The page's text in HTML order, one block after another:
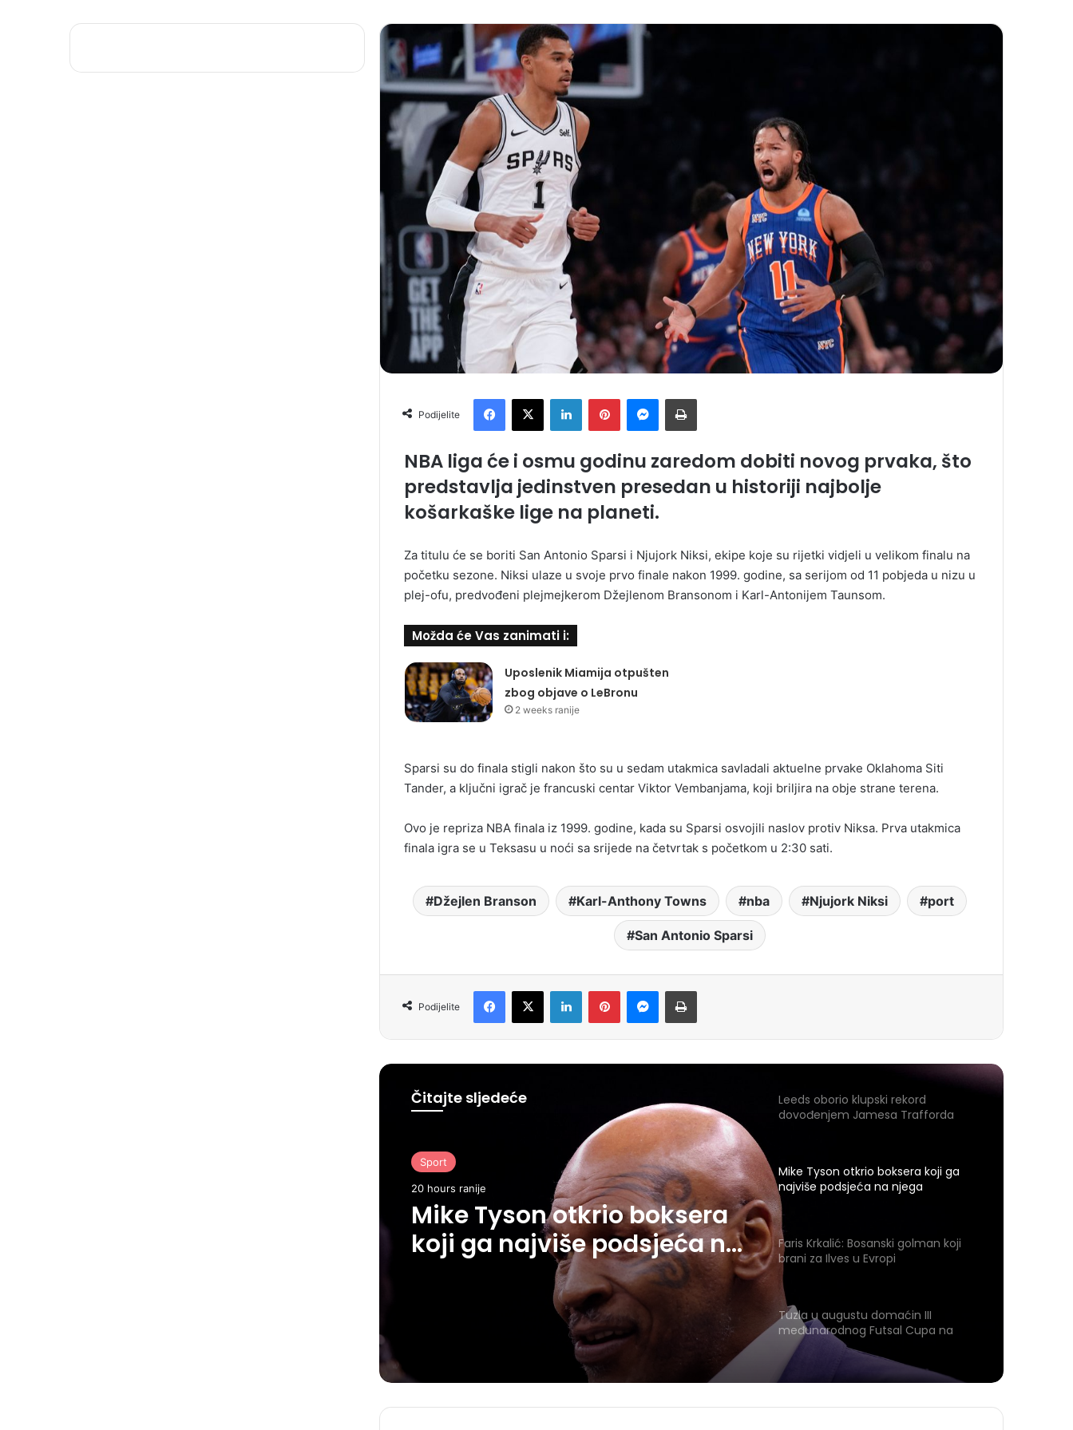
Podijelite
NBA liga će i osmu godinu zaredom dobiti novog prvaka, što
predstavlja jedinstven presedan u historiji najbolje
košarkaške lige na planeti.
Za titulu će se boriti San Antonio Sparsi i Njujork Niksi, ekipe koje su rijetki vidjeli u velikom finalu na
početku sezone. Niksi ulaze u svoje prvo finale nakon 1999. godine, sa serijom od 11 pobjeda u nizu u
plej-ofu, predvođeni plejmejkerom Džejlenom Bransonom i Karl-Antonijem Taunsom.
Možda će Vas zanimati i:
Uposlenik Miamija otpušten
zbog objave o LeBronu
2 weeks ranije
Sparsi su do finala stigli nakon što su u sedam utakmica savladali aktuelne prvake Oklahoma Siti
Tander, a ključni igrač je francuski centar Viktor Vembanjama, koji briljira na obje strane terena.
Ovo je repriza NBA finala iz 1999. godine, kada su Sparsi osvojili naslov protiv Niksa. Prva utakmica
finala igra se u Teksasu u noći sa srijede na četvrtak s početkom u 2:30 sati.
Džejlen Branson Karl-Anthony Towns nba Njujork Niksi port
San Antonio Sparsi
Podijelite
Čitajte sljedeće
Sport
20 hours ranije
Mike Tyson otkrio boksera
koji ga najviše podsjeća na
Leeds oborio klupski rekord
dovođenjem Jamesa Trafforda
Mike Tyson otkrio boksera koji ga
najviše podsjeća na njega
Faris Krkalić: Bosanski golman koji
brani za Ilves u Evropi
Tuzla u augustu domaćin III
međunarodnog Futsal Cupa na
Zrnu Soli